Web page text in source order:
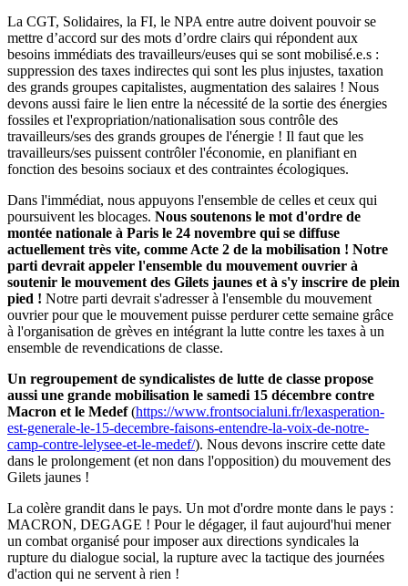
La CGT, Solidaires, la FI, le NPA entre autre doivent pouvoir se
mettre d’accord sur des mots d’ordre clairs qui répondent aux
besoins immédiats des travailleurs/euses qui se sont mobilisé.e.s :
suppression des taxes indirectes qui sont les plus injustes, taxation
des grands groupes capitalistes, augmentation des salaires ! Nous
devons aussi faire le lien entre la nécessité de la sortie des énergies
fossiles et l'expropriation/nationalisation sous contrôle des
travailleurs/ses des grands groupes de l'énergie ! Il faut que les
travailleurs/ses puissent contrôler l'économie, en planifiant en
fonction des besoins sociaux et des contraintes écologiques.
Dans l'immédiat, nous appuyons l'ensemble de celles et ceux qui
poursuivent les blocages. Nous soutenons le mot d'ordre de
montée nationale à Paris le 24 novembre qui se diffuse
actuellement très vite, comme Acte 2 de la mobilisation ! Notre
parti devrait appeler l'ensemble du mouvement ouvrier à
soutenir le mouvement des Gilets jaunes et à s'y inscrire de plein
pied ! Notre parti devrait s'adresser à l'ensemble du mouvement
ouvrier pour que le mouvement puisse perdurer cette semaine grâce
à l'organisation de grèves en intégrant la lutte contre les taxes à un
ensemble de revendications de classe.
Un regroupement de syndicalistes de lutte de classe propose
aussi une grande mobilisation le samedi 15 décembre contre
Macron et le Medef(https://www.frontsocialuni.fr/lexasperation-
est-generale-le-15-decembre-faisons-entendre-la-voix-de-notre-
camp-contre-lelysee-et-le-medef/). Nous devons inscrire cette date
dans le prolongement (et non dans l'opposition) du mouvement des
Gilets jaunes !
La colère grandit dans le pays. Un mot d'ordre monte dans le pays :
MACRON, DEGAGE ! Pour le dégager, il faut aujourd'hui mener
un combat organisé pour imposer aux directions syndicales la
rupture du dialogue social, la rupture avec la tactique des journées
d'action qui ne servent à rien !